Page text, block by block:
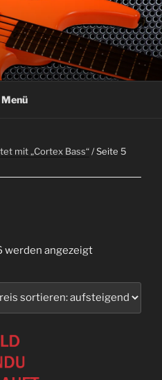
Menü
mit „Cortex Bass“/ Seite 5
werden angezeigt